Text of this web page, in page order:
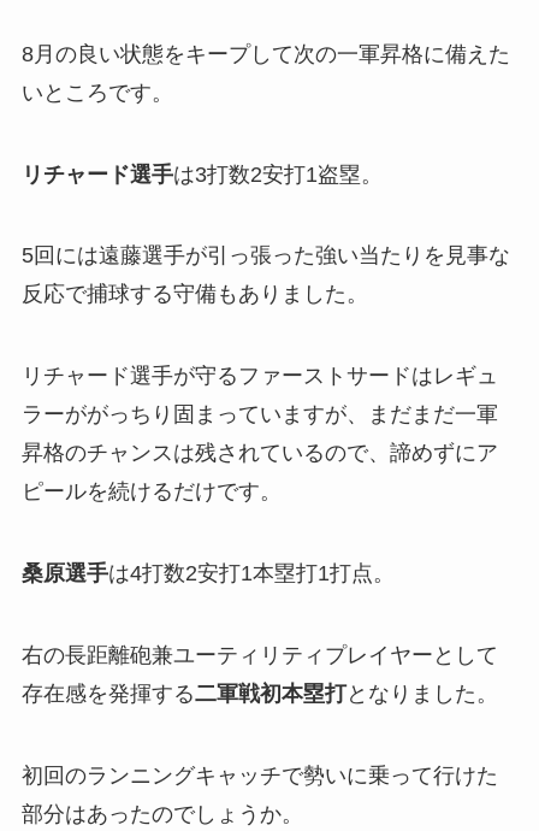
8月の良い状態をキープして次の一軍昇格に備えた
いところです。
リチャード選手は3打数2安打1盗塁。
5回には遠藤選手が引っ張った強い当たりを見事な
反応で捕球する守備もありました。
リチャード選手が守るファーストサードはレギュ
ラーががっちり固まっていますが、まだまだ一軍
昇格のチャンスは残されているので、諦めずにア
ピールを続けるだけです。
桑原選手は4打数2安打1本塁打1打点。
右の長距離砲兼ユーティリティプレイヤーとして
存在感を発揮する二軍戦初本塁打となりました。
初回のランニングキャッチで勢いに乗って行けた
部分はあったのでしょうか。